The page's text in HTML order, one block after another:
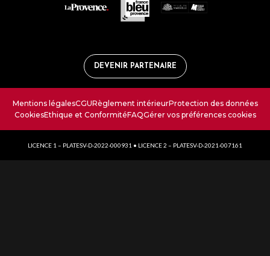
DEVENIR PARTENAIRE
Mentions légalesCGURèglement intérieurProtection des données
CookiesEthique et ConformitéFAQGérer vos préférences cookies
LICENCE 1 – PLATESV-D-2022-000931 • LICENCE 2 – PLATESV-D-2021-007161